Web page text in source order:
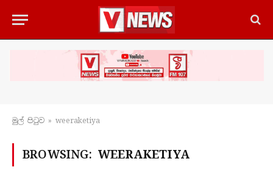
මුල් පිටු​ව » weeraketiya
BROWSING: WEERAKETIYA